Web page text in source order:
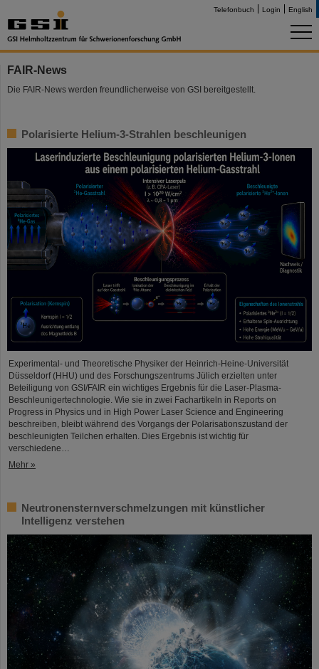
Telefonbuch Login English
FAIR-News
Die FAIR-News werden freundlicherweise von GSI bereitgestellt.
Polarisierte Helium-3-Strahlen beschleunigen
Experimental- und Theoretische Physiker der Heinrich-Heine-Universität
Düsseldorf (HHU) und des Forschungszentrums Jülich erzielten unter
Beteiligung von GSI/FAIR ein wichtiges Ergebnis für die Laser-Plasma-
Beschleunigertechnologie. Wie sie in zwei Fachartikeln in Reports on
Progress in Physics und in High Power Laser Science and Engineering
beschreiben, bleibt während des Vorgangs der Polarisationszustand der
beschleunigten Teilchen erhalten. Dies Ergebnis ist wichtig für
verschiedene…
Mehr »
Neutronensternverschmelzungen mit künstlicher
Intelligenz verstehen